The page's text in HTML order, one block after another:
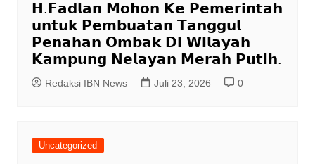
𝗛.𝗙𝗮𝗱𝗹𝗮𝗻 𝗠𝗼𝗵𝗼𝗻 𝗞𝗲 𝗣𝗲𝗺𝗲𝗿𝗶𝗻𝘁𝗮𝗵
𝘂𝗻𝘁𝘂𝗸 𝗣𝗲𝗺𝗯𝘂𝗮𝘁𝗮𝗻 𝗧𝗮𝗻𝗴𝗴𝘂𝗹
𝗣𝗲𝗻𝗮𝗵𝗮𝗻 𝗢𝗺𝗯𝗮𝗸 𝗗𝗶 𝗪𝗶𝗹𝗮𝘆𝗮𝗵
𝗞𝗮𝗺𝗽𝘂𝗻𝗴 𝗡𝗲𝗹𝗮𝘆𝗮𝗻 𝗠𝗲𝗿𝗮𝗵 𝗣𝘂𝘁𝗶𝗵.
Redaksi IBN News Juli 23, 2026 0
Uncategorized